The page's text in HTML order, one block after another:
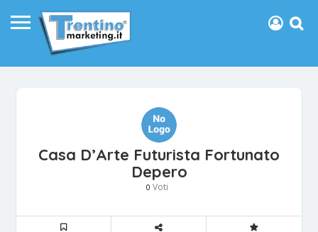
Casa D’Arte Futurista Fortunato
Depero
0 Voti